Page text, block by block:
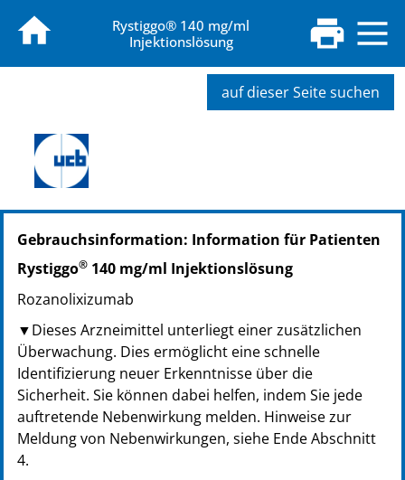
Rystiggo® 140 mg/ml
Injektionslösung
auf dieser Seite suchen
PZN: 19374625
PPN: 111937462507
PZN: 18227247
PZN: 19374619
PPN: 111937461941
Gebrauchsinformation: Information für Patienten
Rystiggo® 140 mg/ml Injektionslösung
Rozanolixizumab
▼Dieses Arzneimittel unterliegt einer zusätzlichen
Überwachung. Dies ermöglicht eine schnelle
Identifizierung neuer Erkenntnisse über die
Sicherheit. Sie können dabei helfen, indem Sie jede
auftretende Nebenwirkung melden. Hinweise zur
Meldung von Nebenwirkungen, siehe Ende Abschnitt
4.